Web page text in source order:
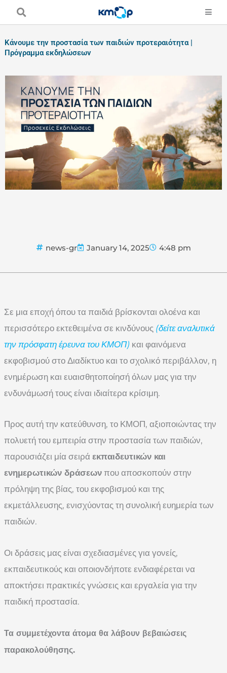
Κάνουμε την προστασία των παιδιών προτεραιότητα |
Πρόγραμμα εκδηλώσεων
news-gr January 14, 2025 4:48 pm
Σε μια εποχή όπου τα παιδιά βρίσκονται ολοένα και
περισσότερο εκτεθειμένα σε κινδύνους (δείτε αναλυτικά
την πρόσφατη έρευνα του ΚΜΟΠ) και φαινόμενα
εκφοβισμού στο Διαδίκτυο και το σχολικό περιβάλλον, η
ενημέρωση και ευαισθητοποίησή όλων μας για την
ενδυνάμωσή τους είναι ιδιαίτερα κρίσιμη.
Προς αυτή την κατεύθυνση, το ΚΜΟΠ, αξιοποιώντας την
πολυετή του εμπειρία στην προστασία των παιδιών,
παρουσιάζει μία σειρά εκπαιδευτικών και
ενημερωτικών δράσεων που αποσκοπούν στην
πρόληψη της βίας, του εκφοβισμού και της
εκμετάλλευσης, ενισχύοντας τη συνολική ευημερία των
παιδιών.
Οι δράσεις μας είναι σχεδιασμένες για γονείς,
εκπαιδευτικούς και οποιονδήποτε ενδιαφέρεται να
αποκτήσει πρακτικές γνώσεις και εργαλεία για την
παιδική προστασία.
Τα συμμετέχοντα άτομα θα λάβουν βεβαιώσεις
παρακολούθησης.